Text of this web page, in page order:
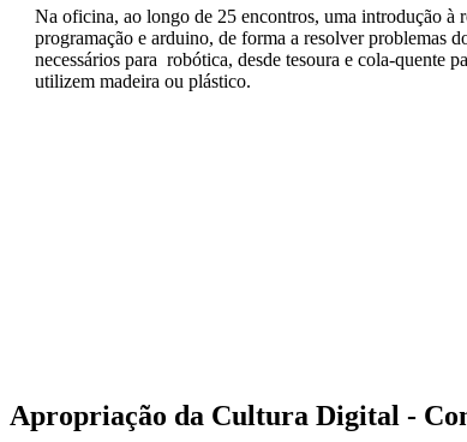
Na oficina, ao longo de 25 encontros, uma introdução à
programação e arduino, de forma a resolver problemas
necessários para robótica, desde tesoura e cola-quente
utilizem madeira ou plástico.
Apropriação da Cultura Digital -